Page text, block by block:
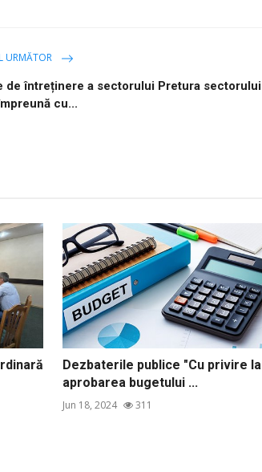
URMĂTOR
de întreținere a sectorului Pretura sectorului
cu...
Dezbaterile publice "Cu privire la
aprobarea bugetului ...
Jun 18, 2024 311